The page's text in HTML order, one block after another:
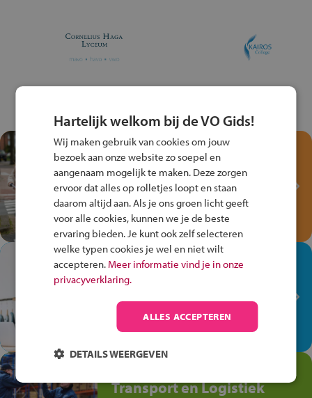
Test je kennis met het
Fiets Veilig
Verkeersspel!
Speel het Fiets Veilig Verkeersspel
en win een Cortina-fiets!
In de winkel ben je op je
plek!
Ontdek via het vmbo jouw talent
op de winkelvloer, waar elke dag
anders is!
Transport en Logistiek
Hartelijk welkom bij de VO Gids!
Wij maken gebruik van cookies om jouw
bezoek aan onze website zo soepel en
aangenaam mogelijk te maken. Deze zorgen
ervoor dat alles op rolletjes loopt en staan
daarom altijd aan. Als je ons groen licht geeft
voor alle cookies, kunnen we je de beste
ervaring bieden. Je kunt ook zelf selecteren
welke typen cookies je wel en niet wilt
accepteren. Meer informatie vind je in onze
privacyverklaring.
ALLES ACCEPTEREN
DETAILS WEERGEVEN